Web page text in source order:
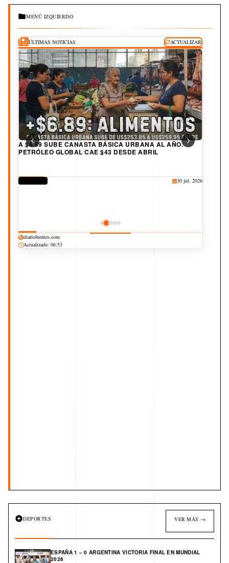
MENÚ IZQUIERDO
ÚLTIMAS NOTICIAS ACTUALIZAR
A $6.89 SUBE CANASTA BÁSICA URBANA AL AÑO.
PETRÓLEO GLOBAL CAE $43 DESDE ABRIL
DERECHOS
30 jul. 2026
diariofuentes.com
Actualizado: 06:53
DEPORTES VER MÁS →
ESPAÑA 1 – 0 ARGENTINA VICTORIA FINAL EN MUNDIAL
2026